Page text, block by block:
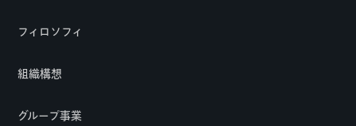
フィロソフィ
組織構想
グループ事業